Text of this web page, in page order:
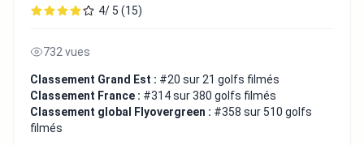
4/ 5 (15)
732 vues
Classement Grand Est : #20 sur 21 golfs filmés
Classement France : #314 sur 380 golfs filmés
Classement global Flyovergreen : #358 sur 510 golfs
filmés